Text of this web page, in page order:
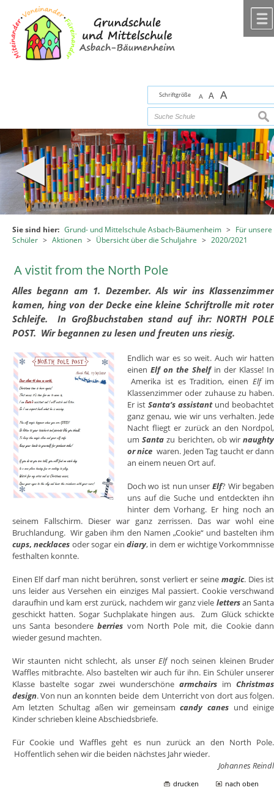
Zum Inhalt,
Schriftgröße A A A
Sie sind hier: Grund- und Mittelschule Asbach-Bäumenheim >
Für unsere
Schüler > Aktionen > Übersicht über die Schuljahre > 2020/2021
A vistit from the North Pole
Alles begann am 1. Dezember. Als wir ins Klassenzimmer
kamen, hing von der Decke eine kleine Schriftrolle mit roter
Schleife. In Großbuchstaben stand auf ihr: NORTH POLE
POST. Wir begannen zu lesen und freuten uns riesig.
Endlich war es so weit. Auch wir hatten
einen Elf on the Shelfin der Klasse! In
Amerika ist es Tradition, einen Elfim
Klassenzimmer oder zuhause zu haben.
Er istSanta’s assistantund beobachtet
ganz genau, wie wir uns verhalten. Jede
Nacht fliegt er zurück an den Nordpol,
umSanta zu berichten, ob wirnaughty
or nice waren. Jeden Tag taucht er dann
an einem neuen Ort auf.
Doch wo ist nun unserElf? Wir begaben
uns auf die Suche und entdeckten ihn
hinter dem Vorhang. Er hing noch an
seinem Fallschirm. Dieser war ganz zerrissen. Das war wohl eine
Bruchlandung. Wir gaben ihm den Namen „Cookie“ und bastelten ihm
cups,necklaces oder sogar eindiary, in dem er wichtige Vorkommnisse
festhalten konnte.
Einen Elf darf man nicht berühren, sonst verliert er seine magic. Dies ist
uns leider aus Versehen ein einziges Mal passiert. Cookie verschwand
daraufhin und kam erst zurück, nachdem wir ganz viele lettersan Santa
geschickt hatten. Sogar Suchplakate hingen aus. Zum Glück schickte
uns Santa besondereberries vom North Pole mit, die Cookie dann
wieder gesund machten.
Wir staunten nicht schlecht, als unserElfnoch seinen kleinen Bruder
Waffles mitbrachte. Also bastelten wir auch für ihn. Ein Schüler unserer
Klasse bastelte sogar zwei wunderschönearmchairs imChristmas
design. Von nun an konnten beide dem Unterricht von dort aus folgen.
Am letzten Schultag aßen wir gemeinsamcandy canes und einige
Kinder schrieben kleine Abschiedsbriefe.
Für Cookie und Waffles geht es nun zurück an den North Pole.
Hoffentlich sehen wir die beiden nächstes Jahr wieder.
Johannes Reindl
drucken nach oben